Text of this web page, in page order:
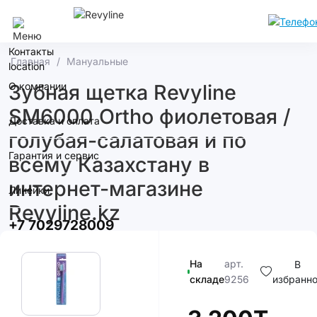
Контакты
О компании
Доставка и оплата
Гарантия и сервис
Линейки
+7 7029728009
Главная Мануальные
Зубная щетка Revyline
SM6000 Ortho фиолетовая /
голубая-салатовая и по
всему Казахстану в
интернет-магазине
Revyline.kz
На
складе
арт.
9256
В